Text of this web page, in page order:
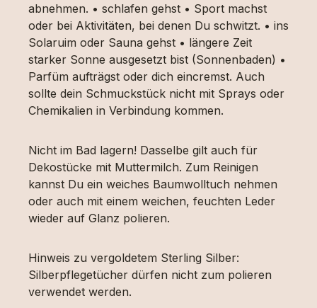
abnehmen. • schlafen gehst • Sport machst
oder bei Aktivitäten, bei denen Du schwitzt. • ins
Solaruim oder Sauna gehst • längere Zeit
starker Sonne ausgesetzt bist (Sonnenbaden) •
Parfüm aufträgst oder dich eincremst. Auch
sollte dein Schmuckstück nicht mit Sprays oder
Chemikalien in Verbindung kommen.
Nicht im Bad lagern! Dasselbe gilt auch für
Dekostücke mit Muttermilch. Zum Reinigen
kannst Du ein weiches Baumwolltuch nehmen
oder auch mit einem weichen, feuchten Leder
wieder auf Glanz polieren.
Hinweis zu vergoldetem Sterling Silber:
Silberpflegetücher dürfen nicht zum polieren
verwendet werden.